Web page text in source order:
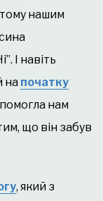
тому нашим
І навіть
на початку
нам
що він забув
, який з